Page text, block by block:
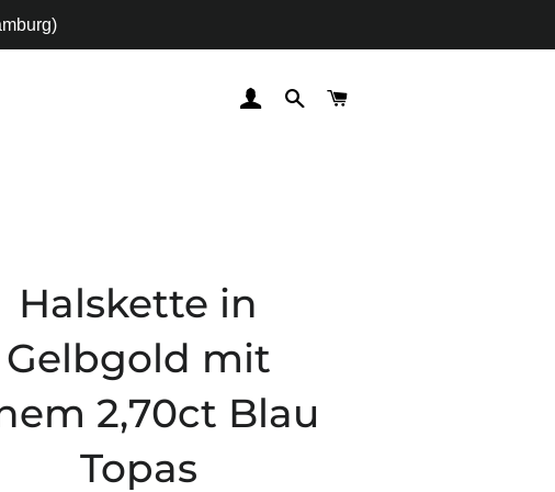
EINLOGGEN
SUCHE
Halskette in
Gelbgold mit
2,70ct Blau
Topas